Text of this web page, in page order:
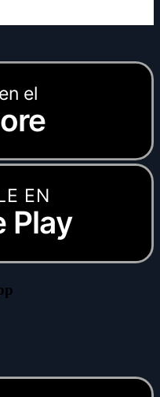
el
EN
Play